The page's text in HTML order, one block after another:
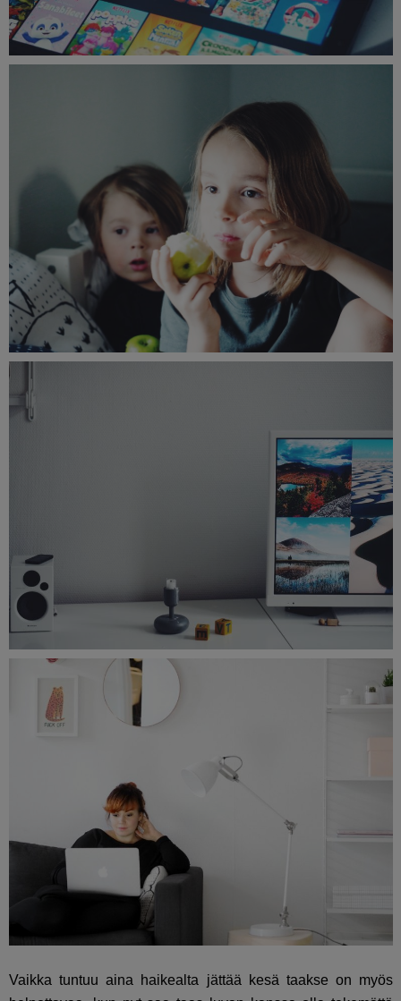
Vaikka tuntuu aina haikealta jättää kesä taakse on myös